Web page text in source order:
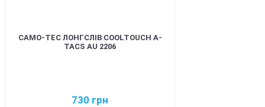
CAMO-TEC ЛОНГСЛІВ COOLTOUCH A-
TACS AU 2206
730 грн